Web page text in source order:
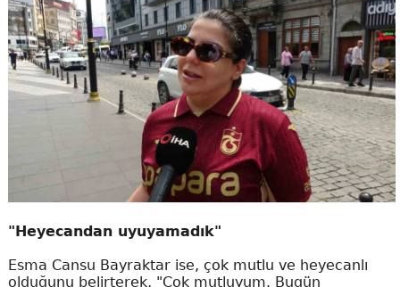
"Heyecandan uyuyamadık"
Esma Cansu Bayraktar ise, çok mutlu ve heyecanlı
olduğunu belirterek, "Çok mutluyum. Bugün